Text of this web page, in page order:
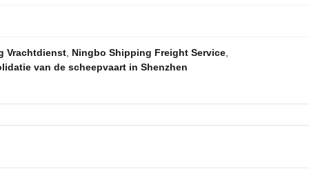
Vrachtdienst Ningbo Shipping Freight Service
van de scheepvaart in Shenzhen